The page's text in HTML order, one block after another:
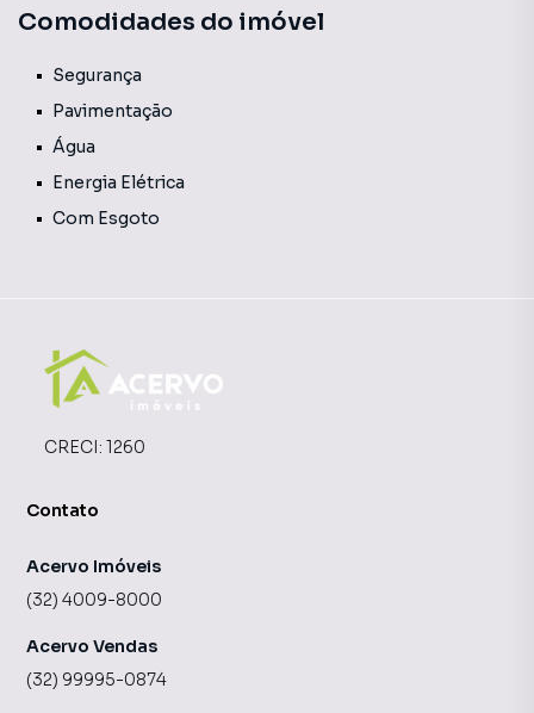
um local que lhe proporcionará momentos inesquecíveis e
Comodidades do imóvel
Segurança
Pavimentação
Água
Energia Elétrica
Com Esgoto
CRECI: 1260
Contato
Acervo Imóveis
(32) 4009-8000
Acervo Vendas
(32) 99995-0874